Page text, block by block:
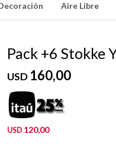
Aire Libre
Pack +6 Stokke
USD 160,00
USD 120,00